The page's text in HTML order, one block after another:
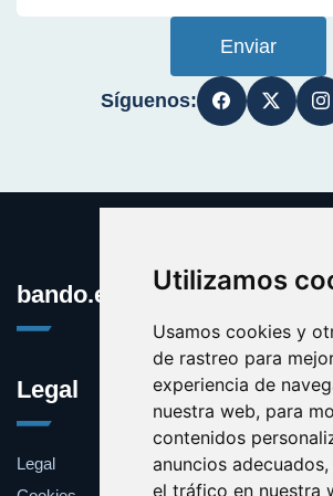
Utilizamos
Usamos cookies y
de rastreo para
experiencia de
nuestra web, para
contenidos
anuncios
el tráfico en nuestra
Enviar
Síguenos:
bando.es
Legal
Legal